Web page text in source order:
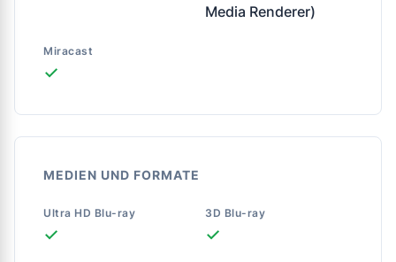
Media Renderer)
Miracast
✓
MEDIEN UND FORMATE
Ultra HD Blu-ray
✓
3D Blu-ray
✓